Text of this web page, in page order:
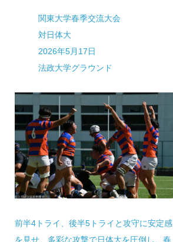
関東大学春季交流大会
対日体大
2026年5月17日
法政大学グラウンド
前半4トライ、後半5トライと攻守に安定感
を見せ、多彩な攻撃で日体大を圧倒し、春